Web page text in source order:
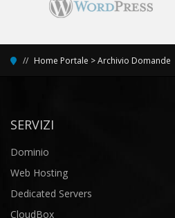
Home Portale >Archivio Domande
SERVIZI
Dominio
Web Hosting
Dedicated Servers
CloudBox